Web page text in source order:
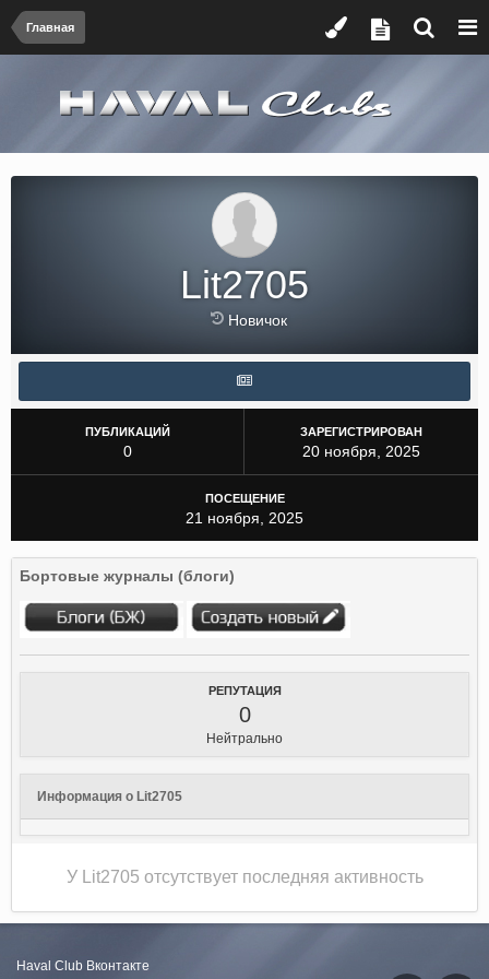
Главная
Lit2705
Новичок
ПУБЛИКАЦИЙ
0
ЗАРЕГИСТРИРОВАН
20 ноября, 2025
ПОСЕЩЕНИЕ
21 ноября, 2025
Бортовые журналы (блоги)
РЕПУТАЦИЯ
0
Нейтрально
Информация о Lit2705
У Lit2705 отсутствует последняя активность
Haval Club Вконтакте